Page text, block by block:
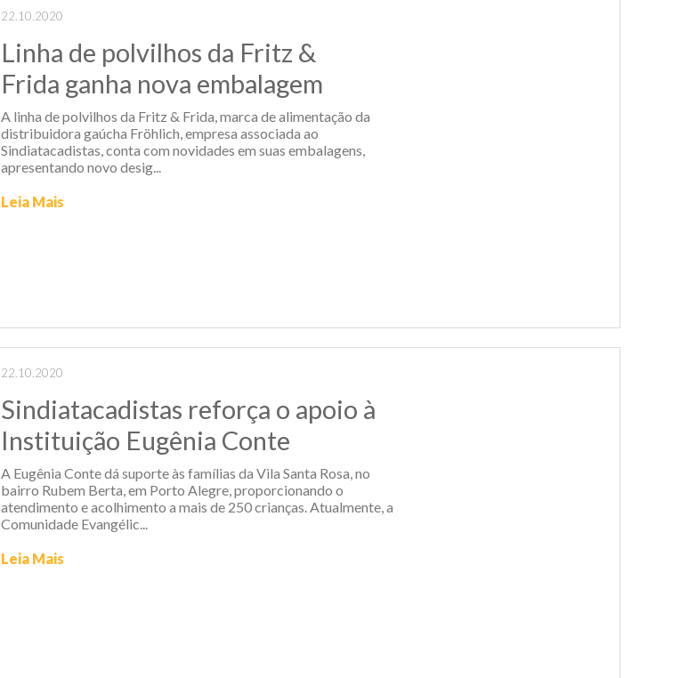
22.10.2020
Linha de polvilhos da Fritz &
Frida ganha nova embalagem
A linha de polvilhos da Fritz & Frida, marca de alimentação da
distribuidora gaúcha Fröhlich, empresa associada ao
Sindiatacadistas, conta com novidades em suas embalagens,
apresentando novo desig...
Leia Mais
22.10.2020
Sindiatacadistas reforça o apoio à
Instituição Eugênia Conte
A Eugênia Conte dá suporte às famílias da Vila Santa Rosa, no
bairro Rubem Berta, em Porto Alegre, proporcionando o
atendimento e acolhimento a mais de 250 crianças. Atualmente, a
Comunidade Evangélic...
Leia Mais